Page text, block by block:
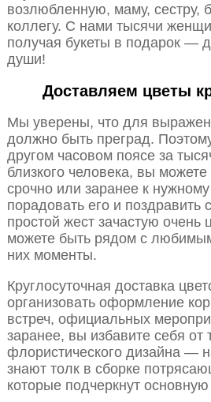
возлюбленную, маму, сестру,
коллегу. С нами тысячи
получая букеты в подарок —
души!
Доставляем цветы
Мы уверены, что для
должно быть преград.
другом часовом поясе за
близкого человека, вы можете
срочно или заранее к
порадовать его и поздравить
простой жест зачастую очень
можете быть рядом с
них моменты.
Круглосуточная доставка
организовать оформление
встреч, официальных
заранее, вы избавите себя от
флористического дизайна —
знают толк в сборке
которые подчеркнут